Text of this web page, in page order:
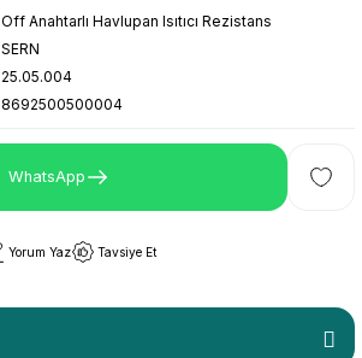
Off Anahtarlı Havlupan Isıtıcı Rezistans
SERN
25.05.004
8692500500004
WhatsApp
Yorum Yaz Tavsiye Et